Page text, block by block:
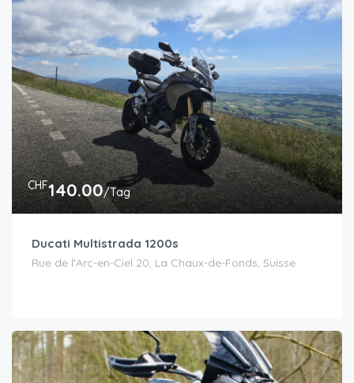
CHF140.00/Tag
Ducati Multistrada 1200s
Rue de l'Arc-en-Ciel 20, La Chaux-de-Fonds, Suisse